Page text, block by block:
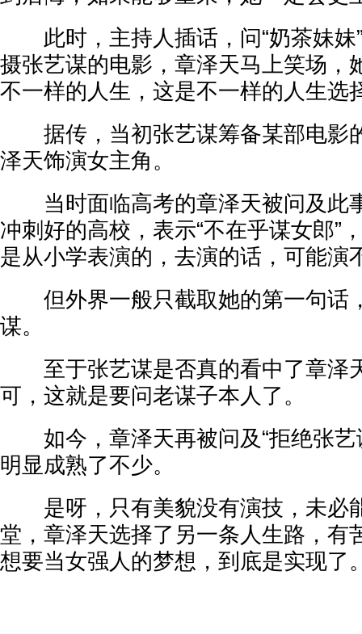
此时，主持人插话，问“奶茶妹妹
摄张艺谋的电影，章泽天马上笑场，
不一样的人生，这是不一样的人生选
据传，当初张艺谋筹备某部电影
泽天饰演女主角。
当时面临高考的章泽天被问及此
冲刺好的高校，表示“不在乎谋女郎”
是从小学表演的，去演的话，可能演
但外界一般只截取她的第一句话
谋。
至于张艺谋是否真的看中了章泽
可，这就是要问老谋子本人了。
如今，章泽天再被问及“拒绝张艺
明显成熟了不少。
是呀，只有美貌没有演技，未必
堂，章泽天选择了另一条人生路，有
想要当女强人的梦想，到底是实现了